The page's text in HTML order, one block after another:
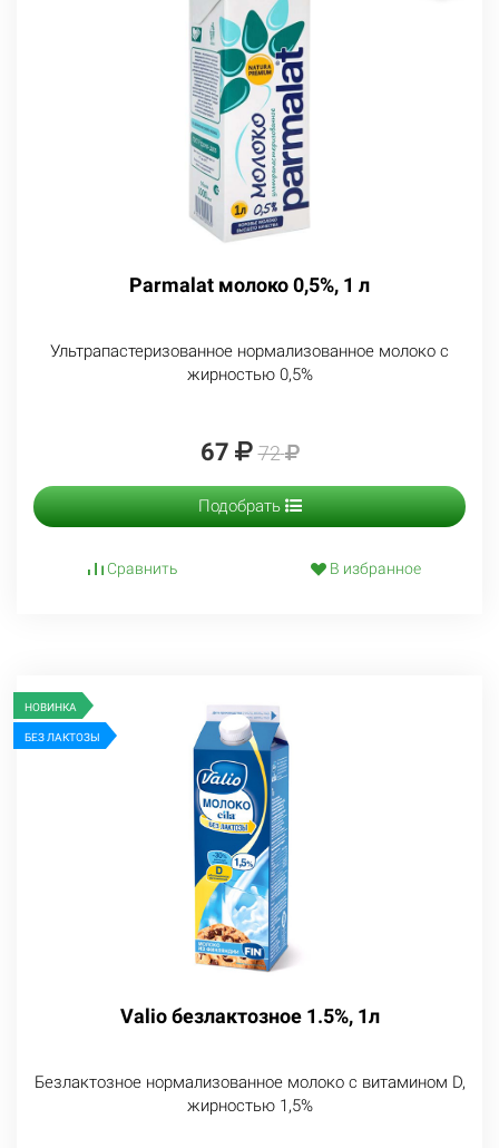
Parmalat молоко 0,5%, 1 л
Ультрапастеризованное нормализованное молоко с
жирностью 0,5%
67 72
Подобрать
Сравнить В избранное
НОВИНКА
БЕЗ ЛАКТОЗЫ
Valio безлактозное 1.5%, 1л
Безлактозное нормализованное молоко с витамином D,
жирностью 1,5%